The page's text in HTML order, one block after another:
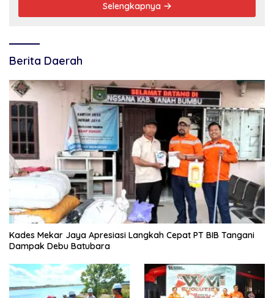
Selengkapnya
Berita Daerah
Kades Mekar Jaya Apresiasi Langkah Cepat PT BIB Tangani
Dampak Debu Batubara